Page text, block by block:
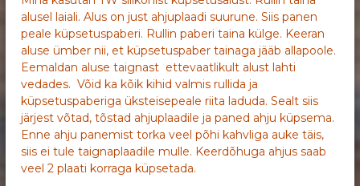
alusel laiali. Alus on just ahjuplaadi suurune. Siis panen
peale küpsetuspaberi. Rullin paberi taina külge. Keeran
aluse ümber nii, et küpsetuspaber tainaga jääb allapoole.
Eemaldan aluse taignast ettevaatlikult alust lahti
vedades. Võid ka kõik kihid valmis rullida ja
küpsetuspaberiga üksteisepeale riita laduda. Sealt siis
järjest võtad, tõstad ahjuplaadile ja paned ahju küpsema.
Enne ahju panemist torka veel põhi kahvliga auke täis,
siis ei tule taignaplaadile mulle. Keerdõhuga ahjus saab
veel 2 plaati korraga küpsetada.